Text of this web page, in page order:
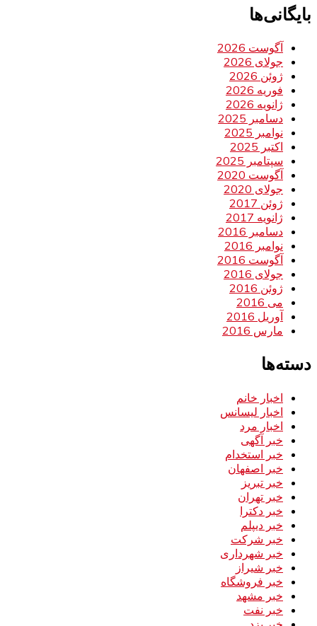
بایگانی‌ها
آگوست 2026
جولای 2026
ژوئن 2026
فوریه 2026
ژانویه 2026
دسامبر 2025
نوامبر 2025
اکتبر 2025
سپتامبر 2025
آگوست 2020
جولای 2020
ژوئن 2017
ژانویه 2017
دسامبر 2016
نوامبر 2016
آگوست 2016
جولای 2016
ژوئن 2016
می 2016
آوریل 2016
مارس 2016
دسته‌ها
اخبار خانم
اخبار لیسانس
اخبار مرد
خبر آگهی
خبر استخدام
خبر اصفهان
خبر تبریز
خبر تهران
خبر دکترا
خبر دیپلم
خبر شرکت
خبر شهرداری
خبر شیراز
خبر فروشگاه
خبر مشهد
خبر نفت